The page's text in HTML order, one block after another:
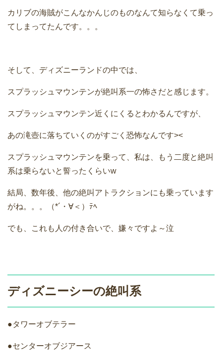
カリブの海賊がこんなかんじのものなんて知らなくて乗っ
てしまってたんです。。。
そして、ディズニーランドの中では、
スプラッシュマウンテンが絶叫系一の怖さだと感じます。
スプラッシュマウンテン近くにくるとわかるんですが、
あの滝壺に落ちていくのがすごく恐怖なんです><
スプラッシュマウンテンを乗って、私は、もう二度と絶叫
系は乗らないと誓ったくらいw
結局、数年後、他の絶叫アトラクションにも乗っています
がね。。。（*´・∀＜）ﾃﾍ
でも、これも人の付き合いで、嫌々ですよ～泣
ディズニーシーの絶叫系
●タワーオブテラー
●センターオブジアース